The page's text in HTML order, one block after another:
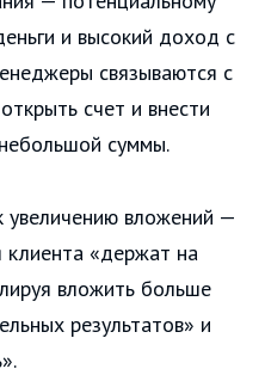
и высокий доход с
связываются с
счет и внести
суммы.
увеличению вложений —
клиента «держат на
вложить больше
результатов» и